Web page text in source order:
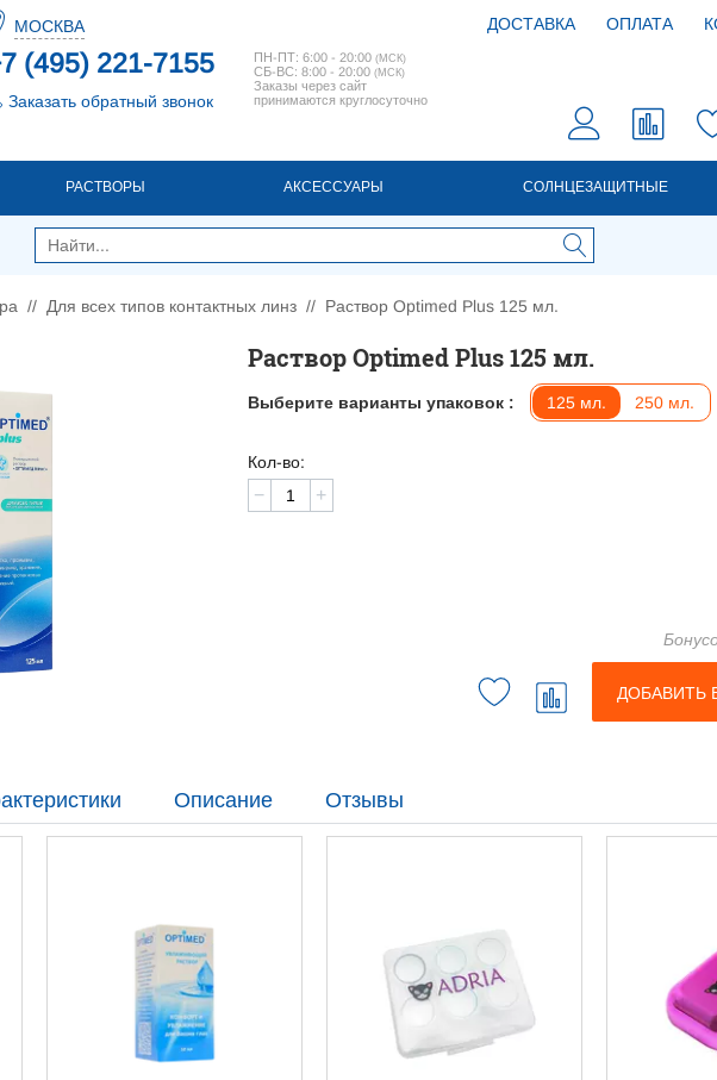
МОСКВА
(495) 221-7155
Заказать обратный звонок
ПН-ПТ: 6:00 - 20:00 (МСК)
СБ-ВС: 8:00 - 20:00 (МСК)
Заказы через сайт
принимаются круглосуточно
ДОСТАВКА ОПЛАТА
РАСТВОРЫ АКСЕССУАРЫ СОЛНЦЕЗАЩИТНЫЕ
// Для всех типов контактных линз // Раствор Optimed Plus 125 мл.
Раствор Optimed Plus 125 мл.
Выберите варианты упаковок : 125 мл. 250 мл.
Кол-во:
− +
ДОБАВИТЬ
Описание Отзывы